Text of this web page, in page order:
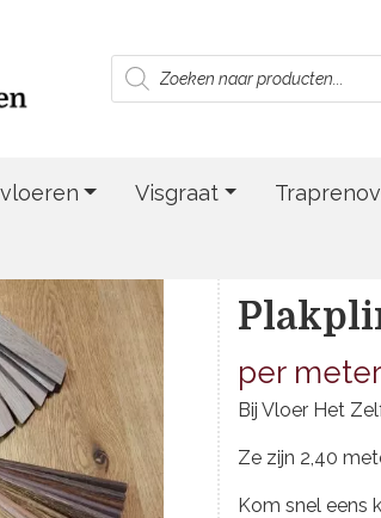
Producten
zoeken
Visgraat
per meter
Bij Vloer Het
Ze zijn 2,40
Kom snel eens